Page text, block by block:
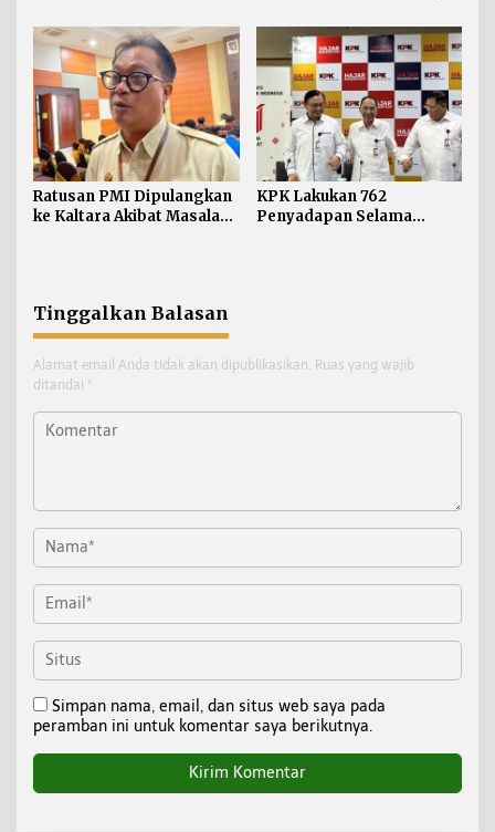
Pengendara di Bawah
Umur
Ratusan PMI Dipulangkan
ke Kaltara Akibat Masalah
KPK Lakukan 762
Penyadapan Selama
Tinggalkan Balasan
Alamat email Anda tidak akan dipublikasikan. Ruas yang wajib
ditandai *
Simpan nama, email, dan situs web saya pada
peramban ini untuk komentar saya berikutnya.